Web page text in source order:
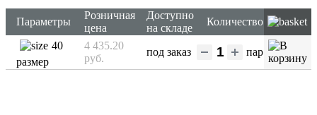
Параметры
Розничная
цена
Доступно
на складе
Количество
40
размер
4 435.20
руб.
под заказ пар